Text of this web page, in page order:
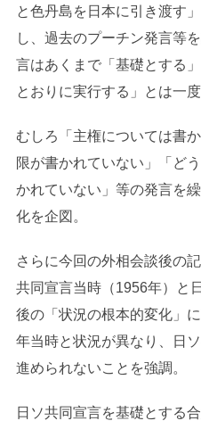
と色丹島を日本に引き渡す
し、過去のプーチン発言等
言はあくまで「基礎とする
とおりに実行する」とは一
むしろ「主権については書
限が書かれていない」「ど
かれていない」等の発言を
化を企図。
さらに今回の外相会談後の
共同宣言当時（1956年）と
後の「状況の根本的変化」
年当時と状況が異なり、日
進められないことを強調。
日ソ共同宣言を基礎とする